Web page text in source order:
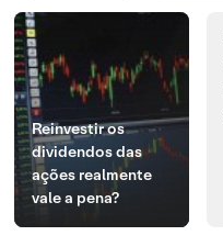
Reinvestir os
dividendos das
ações realmente
vale a pena?